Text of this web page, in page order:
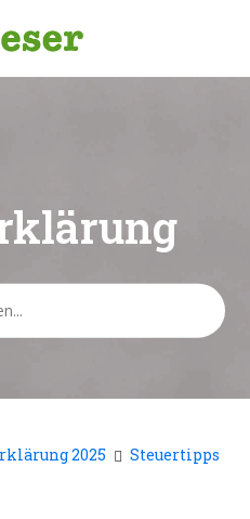
2025
Steuertipps